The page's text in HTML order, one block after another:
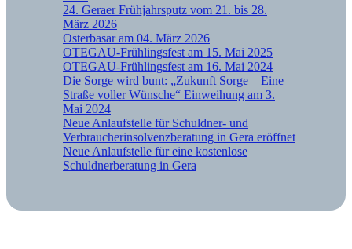
24. Geraer Frühjahrsputz vom 21. bis 28.
März 2026
Osterbasar am 04. März 2026
OTEGAU-Frühlingsfest am 15. Mai 2025
OTEGAU-Frühlingsfest am 16. Mai 2024
Die Sorge wird bunt: „Zukunft Sorge – Eine
Straße voller Wünsche“ Einweihung am 3.
Mai 2024
Neue Anlaufstelle für Schuldner- und
Verbraucherinsolvenzberatung in Gera eröffnet
Neue Anlaufstelle für eine kostenlose
Schuldnerberatung in Gera